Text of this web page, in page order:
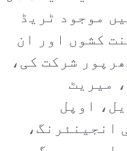
موجود ٹریڈ
کشوں اور ان
شرکت کی،
میریٹ
اوپل
انجینئرنگ،